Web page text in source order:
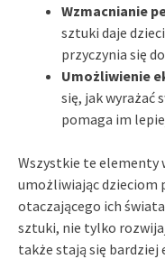
Wzmacnianie
sztuki daje
przyczynia się
Umożliwienie
się, jak wyrażać
pomaga im
Wszystkie te elementy
umożliwiając dzieciom
otaczającego ich
sztuki, nie tylko
także stają się